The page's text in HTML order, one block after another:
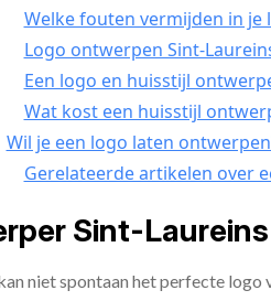
Welke fouten vermijden in je
Logo ontwerpen Sint-
Een logo en huisstijl
Wat kost een huisstijl
Wil je een logo laten
Gerelateerde artikelen over
Sint-Laureins
niet spontaan het perfecte logo